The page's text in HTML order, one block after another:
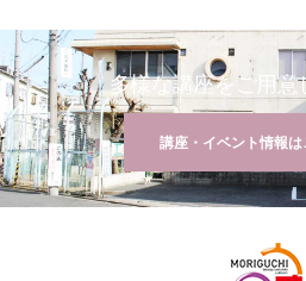
多様な講座をご用
講座・イベント情報は